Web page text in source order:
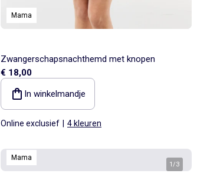
Mama
Zwangerschapsnachthemd met knopen
€ 18,00
In winkelmandje
Online exclusief 4 kleuren
Mama
1/3